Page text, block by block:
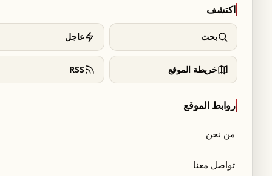
اكتشف
بحث عاجل
خريطة الموقع RSS
روابط الموقع
من نحن
تواصل معنا